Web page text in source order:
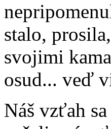
stalo,
svojimi
osud... veď
Náš vzťah